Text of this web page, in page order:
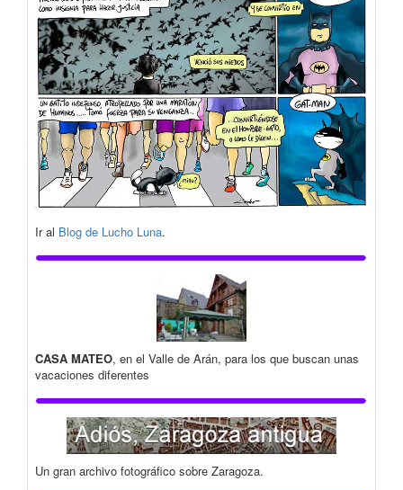
Ir al Blog de Lucho Luna.
CASA MATEO, en el Valle de Arán, para los que buscan unas
vacaciones diferentes
Un gran archivo fotográfico sobre Zaragoza.